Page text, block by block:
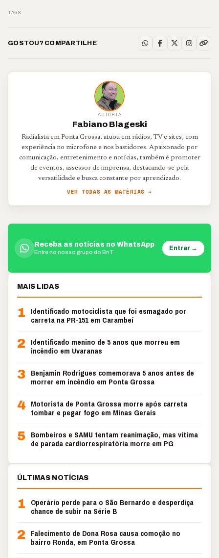
TAGS
GOSTOU? COMPARTILHE
AUTORIA
Fabiano Blageski
Radialista em Ponta Grossa, atuou em rádios, TV e sites, com
experiência no microfone e nos bastidores. Apaixonado por
comunicação, entretenimento e notícias, também é promoter
de eventos, assessor de imprensa, destacando-se pela
versatilidade e busca constante por aprendizado.
VER TODAS AS MATÉRIAS →
Receba as notícias no WhatsApp
Entre no nosso grupo do BnT
Entrar →
MAIS LIDAS
1
Identificado motociclista que foi esmagado por
carreta na PR-151 em Carambeí
2
Identificado menino de 5 anos que morreu em
incêndio em Uvaranas
3 Benjamin Rodrigues comemorava 5 anos antes de
morrer em incêndio em Ponta Grossa
4 Motorista de Ponta Grossa morre após carreta
tombar e pegar fogo em Minas Gerais
5 Bombeiros e SAMU tentam reanimação, mas vítima
de parada cardiorrespiratória morre em PG
ÚLTIMAS NOTÍCIAS
1
Operário perde para o São Bernardo e desperdiça
chance de subir na Série B
2
Falecimento de Dona Rosa causa comoção no
bairro Ronda, em Ponta Grossa